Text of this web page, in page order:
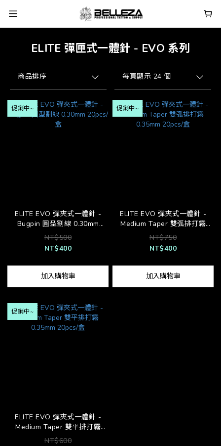
ELITE 彈匣式一體針 - EVO 系列
商品排序 每頁顯示 24 個
促銷中~
ELITE EVO 彈夾式一體針 -
Bugpin 圓型割線 0.30mm
20pcs/盒
NT$500
NT$400
加入購物車
促銷中~
ELITE EVO 彈夾式一體針 -
Medium Taper 雙弧排打霧
0.35mm 20pcs/盒
NT$750
NT$400
加入購物車
促銷中~
ELITE EVO 彈夾式一體針 -
Medium Taper 雙平排打霧
0.35mm 20pcs/盒
NT$600